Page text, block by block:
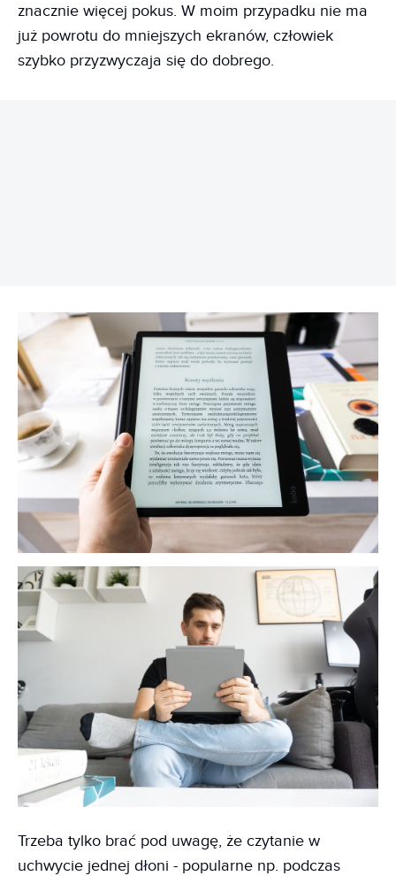
znacznie więcej pokus. W moim przypadku nie ma
już powrotu do mniejszych ekranów, człowiek
szybko przyzwyczaja się do dobrego.
Trzeba tylko brać pod uwagę, że czytanie w
uchwycie jednej dłoni - popularne np. podczas